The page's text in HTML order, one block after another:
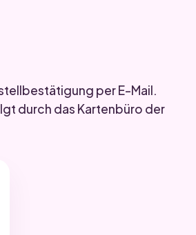
per E-Mail.
durch das Kartenbüro der